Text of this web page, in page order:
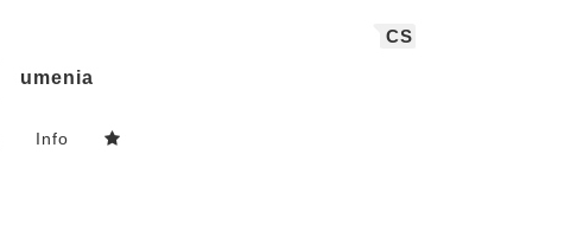
CS
umenia
Info